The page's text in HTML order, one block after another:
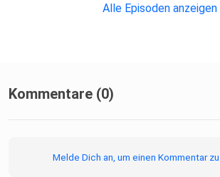
Alle Episoden anzeigen
Kommentare (0)
Melde Dich an, um einen Kommentar